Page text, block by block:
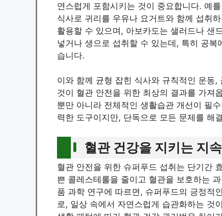
연스럽게 포함시키는 것이 중요합니다. 예
식사로 귀리를 우유나 요거트와 함께 섭취
활용할 수 있으며, 아보카도는 샐러드나 샌
넣거나 생으로 섭취할 수 있는데, 특히 공
습니다.
이와 함께 균형 잡힌 식사와 규칙적인 운동
것이 혈관 안전을 위한 최상의 결과를 가져
뿐만 아니라 전체적인 생활습관 개선이 필
력한 도구이지만, 단독으로 모든 문제를 해
혈관 건강을 지키는 지
혈관 안전을 위한 슈퍼푸드 섭취는 단기간
쁜 콜레스테롤을 줄이고 혈관을 보호하는
품 과학 연구에 따르면, 슈퍼푸드의 긍정적
로, 일상 속에서 자연스럽게 습관화하는 것